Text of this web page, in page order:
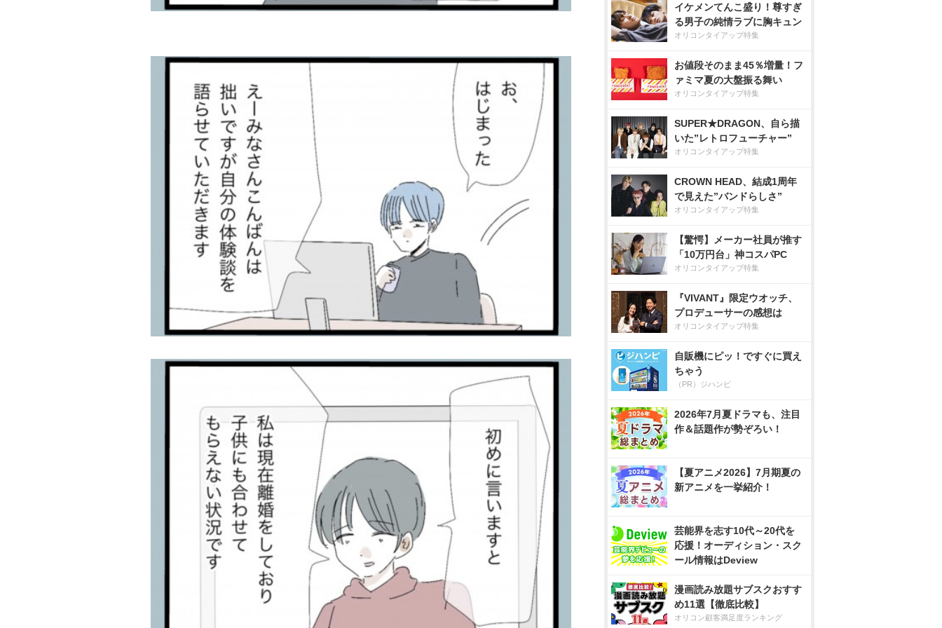
イケメンてんこ盛り！尊すぎ
る男子の純情ラブに胸キュン
オリコンタイアップ特集
お値段そのまま45％増量！フ
ァミマ夏の大盤振る舞い
オリコンタイアップ特集
SUPER★DRAGON、自ら描
いた”レトロフューチャー”
オリコンタイアップ特集
CROWN HEAD、結成1周年
で見えた”バンドらしさ”
オリコンタイアップ特集
【驚愕】メーカー社員が推す
「10万円台」神コスパPC
オリコンタイアップ特集
『VIVANT』限定ウオッチ、
プロデューサーの感想は
オリコンタイアップ特集
自販機にピッ！ですぐに買え
ちゃう
（PR）ジハンピ
2026年7月夏ドラマも、注目
作＆話題作が勢ぞろい！
【夏アニメ2026】7月期夏の
新アニメを一挙紹介！
芸能界を志す10代～20代を
応援！オーディション・スク
ール情報はDeview
漫画読み放題サブスクおすす
め11選【徹底比較】
オリコン顧客満足度ランキング